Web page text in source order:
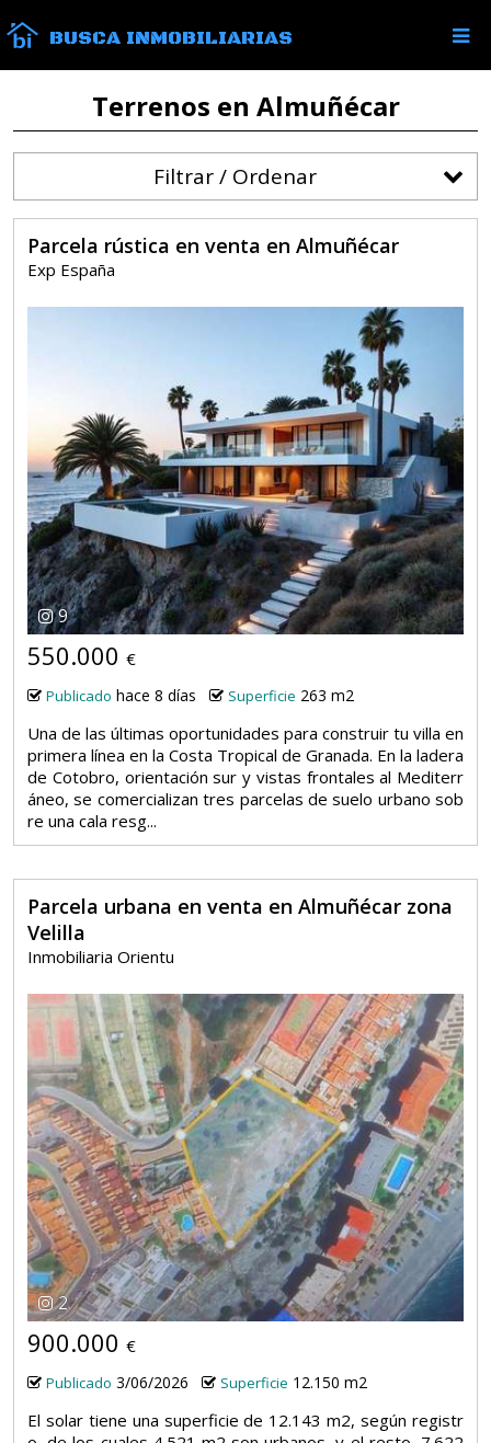
BUSCA INMOBILIARIAS
Terrenos en Almuñécar
Filtrar / Ordenar
Parcela rústica en venta en Almuñécar
Exp España
9
550.000 €
Publicado hace 8 días Superficie 263 m2
Una de las últimas oportunidades para construir tu villa en
primera línea en la Costa Tropical de Granada. En la ladera
de Cotobro, orientación sur y vistas frontales al Mediterr
áneo, se comercializan tres parcelas de suelo urbano sob
re una cala resg...
Parcela urbana en venta en Almuñécar zona
Velilla
Inmobiliaria Orientu
2
900.000 €
Publicado 3/06/2026 Superficie 12.150 m2
El solar tiene una superficie de 12.143 m2, según registr